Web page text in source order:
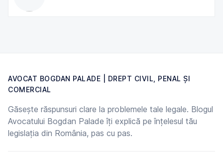
AVOCAT BOGDAN PALADE | DREPT CIVIL, PENAL ȘI
COMERCIAL
Găsește răspunsuri clare la problemele tale legale. Blogul
Avocatului Bogdan Palade îți explică pe înțelesul tău
legislația din România, pas cu pas.